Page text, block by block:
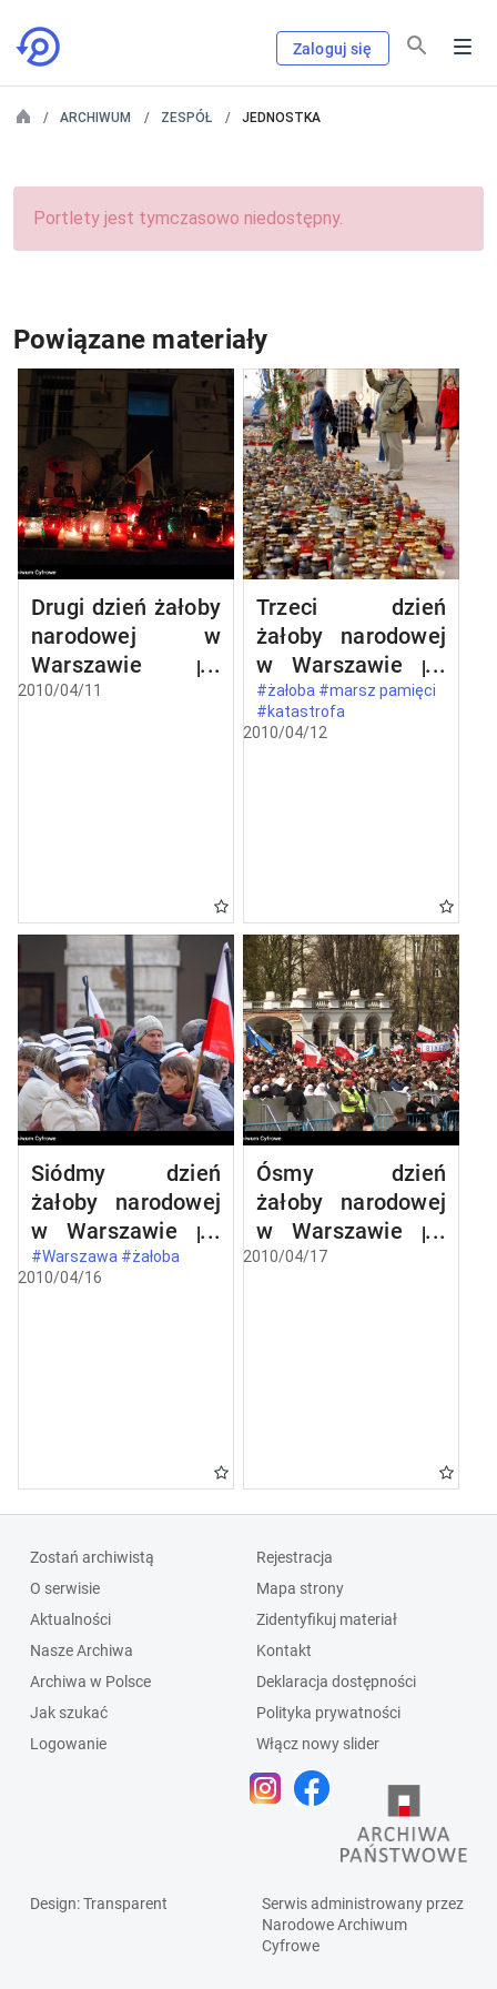
Zaloguj się
ARCHIWUM ZESPÓŁ JEDNOSTKA
Portlety jest tymczasowo niedostępny.
Powiązane materiały
Drugi dzień żałoby
narodowej w
Warszawie po
katastrofie
2010/04/11
Trzeci dzień
żałoby narodowej
w Warszawie po
katastrofie
lotniczej w
#żałoba #marsz pamięci
#katastrofa
2010/04/12
Siódmy dzień
żałoby narodowej
w Warszawie po
katastrofie
lotniczej w
#Warszawa #żałoba
2010/04/16
Ósmy dzień
żałoby narodowej
w Warszawie po
katastrofie
2010/04/17
Zostań archiwistą
O serwisie
Aktualności
Nasze Archiwa
Archiwa w Polsce
Jak szukać
Logowanie
Rejestracja
Mapa strony
Zidentyfikuj materiał
Kontakt
Deklaracja dostępności
Polityka prywatności
Włącz nowy slider
Design: Transparent
Serwis administrowany przez
Narodowe Archiwum
Cyfrowe